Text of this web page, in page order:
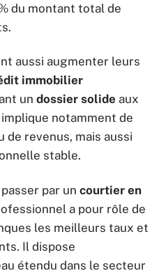
du montant total de
aussi augmenter leurs
immobilier
un dossier solide aux
notamment de
de revenus, mais aussi
stable.
par un courtier en
a pour rôle de
les meilleurs taux et
Il dispose
étendu dans le secteur